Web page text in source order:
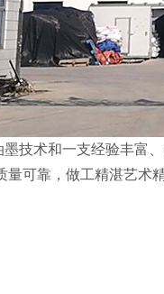
技术和一支经验丰富
可靠，做工精湛艺术